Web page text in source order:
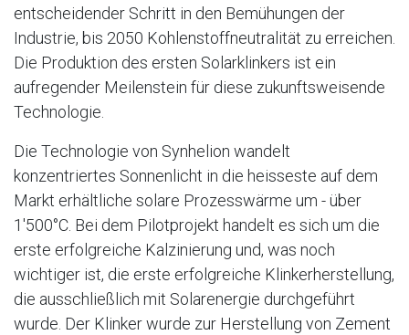
entscheidender Schritt in den Bemühungen der
Industrie, bis 2050 Kohlenstoffneutralität zu erreichen.
Die Produktion des ersten Solarklinkers ist ein
aufregender Meilenstein für diese zukunftsweisende
Technologie.
Die Technologie von Synhelion wandelt
konzentriertes Sonnenlicht in die heisseste auf dem
Markt erhältliche solare Prozesswärme um - über
1'500°C. Bei dem Pilotprojekt handelt es sich um die
erste erfolgreiche Kalzinierung und, was noch
wichtiger ist, die erste erfolgreiche Klinkerherstellung,
die ausschließlich mit Solarenergie durchgeführt
wurde. Der Klinker wurde zur Herstellung von Zement